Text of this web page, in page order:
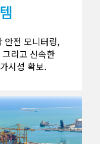
안전 모니터링,
리고 신속한
시성 확보.